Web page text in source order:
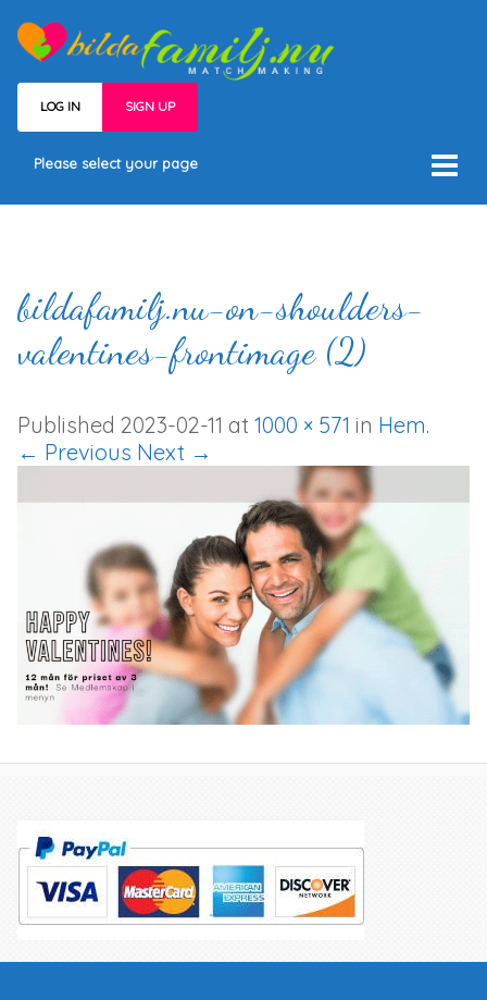
LOG IN SIGN UP
Please select your page
Våra medlemmar
Villkor
Kontakt
bildafamilj.nu-on-shoulders-
valentines-frontimage (2)
Published 2023-02-11 at 1000 × 571 in Hem.
← Previous Next →